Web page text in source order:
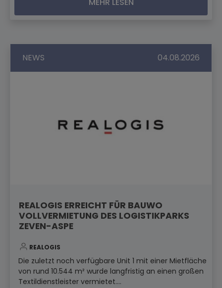
NEWS 04.08.2026
REALOGIS ERREICHT FÜR BAUWO
VOLLVERMIETUNG DES LOGISTIKPARKS
ZEVEN-ASPE
REALOGIS
Die zuletzt noch verfügbare Unit 1 mit einer Mietfläche
von rund 10.544 m² wurde langfristig an einen großen
Textildienstleister vermietet....